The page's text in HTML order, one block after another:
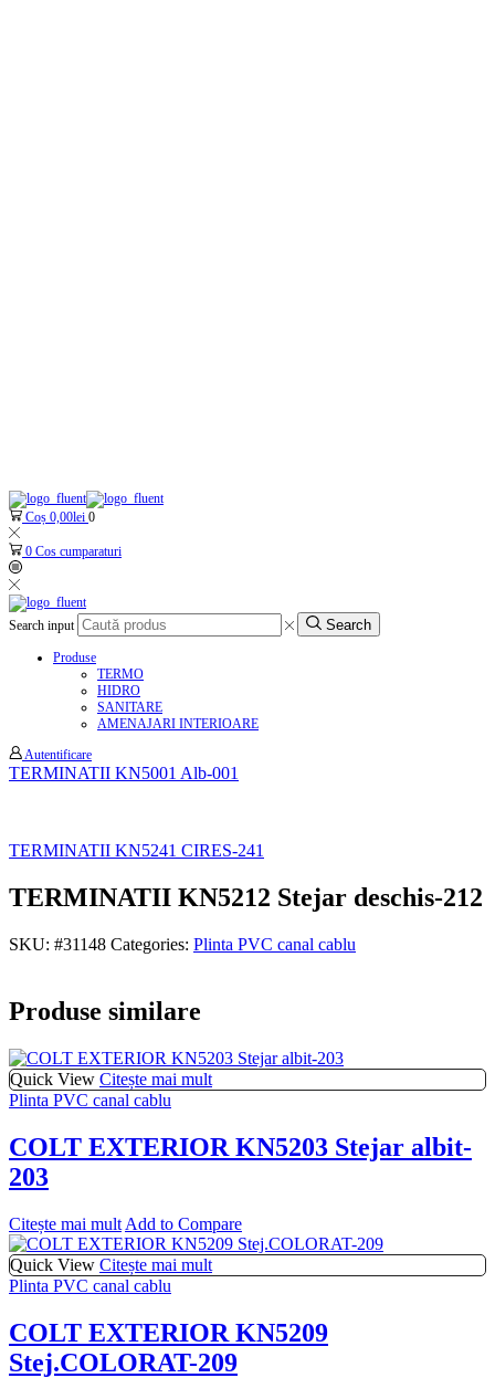
Coș 0,00lei 0
0 Cos cumparaturi
Search input Search
Produse
TERMO
HIDRO
SANITARE
AMENAJARI INTERIOARE
Autentificare
TERMINATII KN5001 Alb-001
TERMINATII KN5241 CIRES-241
TERMINATII KN5212 Stejar deschis-212
SKU: #31148 Categories: Plinta PVC canal cablu
Produse similare
Quick View Citește mai mult
Plinta PVC canal cablu
COLT EXTERIOR KN5203 Stejar albit-
203
Citește mai mult Add to Compare
Quick View Citește mai mult
Plinta PVC canal cablu
COLT EXTERIOR KN5209
Stej.COLORAT-209